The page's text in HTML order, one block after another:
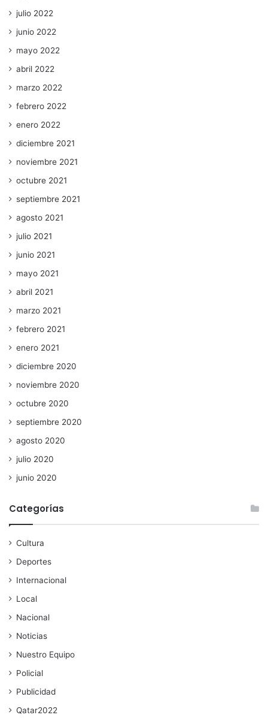
julio 2022
junio 2022
mayo 2022
abril 2022
marzo 2022
febrero 2022
enero 2022
diciembre 2021
noviembre 2021
octubre 2021
septiembre 2021
agosto 2021
julio 2021
junio 2021
mayo 2021
abril 2021
marzo 2021
febrero 2021
enero 2021
diciembre 2020
noviembre 2020
octubre 2020
septiembre 2020
agosto 2020
julio 2020
junio 2020
Categorías
Cultura
Deportes
Internacional
Local
Nacional
Noticias
Nuestro Equipo
Policial
Publicidad
Qatar2022